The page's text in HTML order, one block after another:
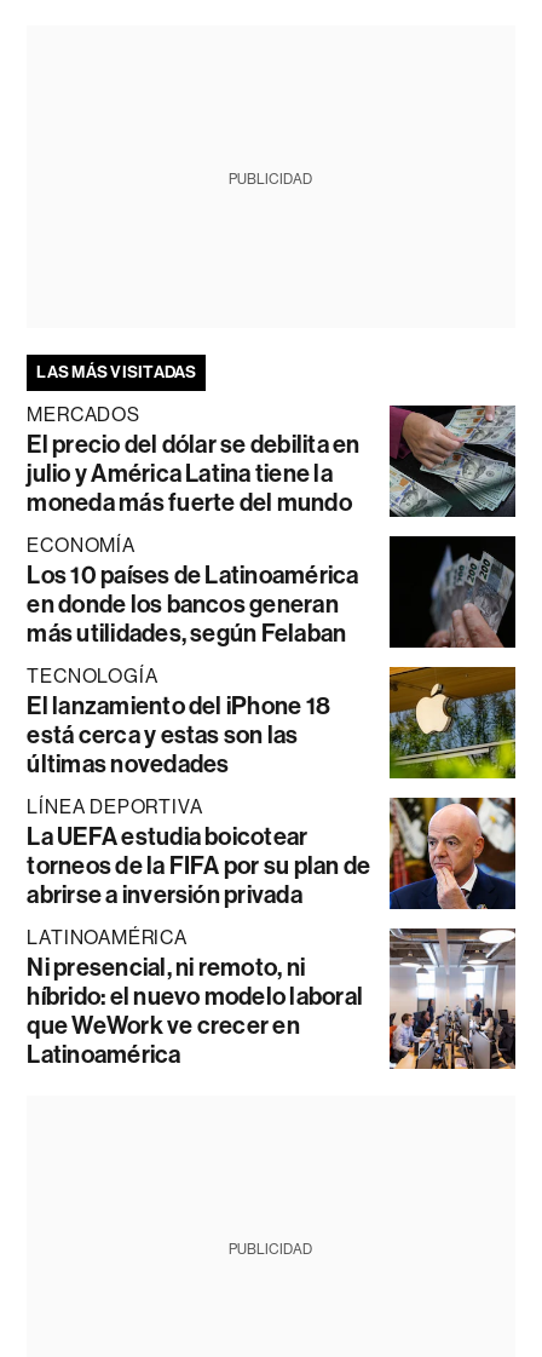
PUBLICIDAD
LAS MÁS VISITADAS
MERCADOS
El precio del dólar se debilita en
julio y América Latina tiene la
moneda más fuerte del mundo
ECONOMÍA
Los 10 países de Latinoamérica
en donde los bancos generan
más utilidades, según Felaban
TECNOLOGÍA
El lanzamiento del iPhone 18
está cerca y estas son las
últimas novedades
LÍNEA DEPORTIVA
La UEFA estudia boicotear
torneos de la FIFA por su plan de
abrirse a inversión privada
LATINOAMÉRICA
Ni presencial, ni remoto, ni
híbrido: el nuevo modelo laboral
que WeWork ve crecer en
Latinoamérica
PUBLICIDAD